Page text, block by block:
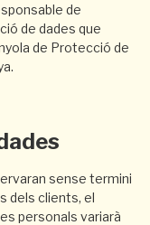
de
de dades que
de Protecció de
sense termini
dels clients, el
personals variarà